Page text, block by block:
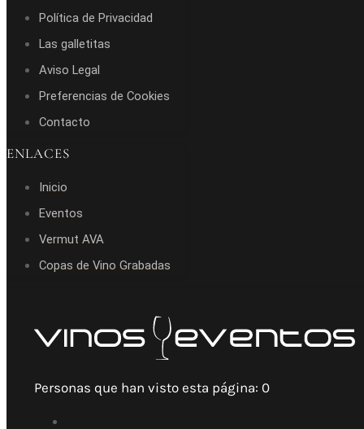
Política de Privacidad
Las galletitas
Aviso Legal
Preferencias de Cookies
Contacto
ENLACES
Inicio
Eventos
Vermut AVA
Copas de Vino Grabadas
Personas que han visto esta página: 0